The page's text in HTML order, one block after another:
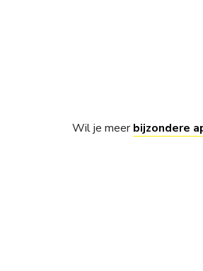
Wil je meerbijzondere